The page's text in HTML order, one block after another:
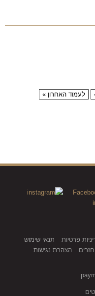
לעמוד האחרון »
פרטיות
תנאי שימוש
הצהרת נגישות